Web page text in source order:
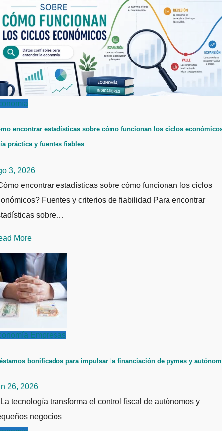
encontrar estadísticas sobre cómo funcionan los ciclos
práctica y fuentes fiables
3, 2026
encontrar estadísticas sobre cómo funcionan los ciclos
Fuentes y criterios de fiabilidad Para encontrar
sobre…
More
Empresas
bonificados para impulsar la financiación de pymes y
26, 2026